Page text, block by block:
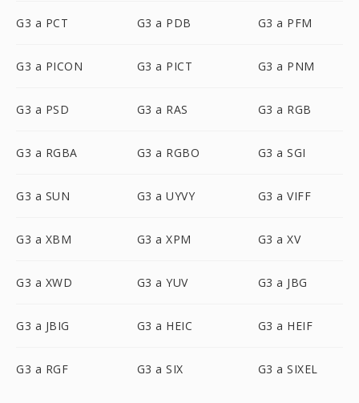
G3 a PCT G3 a PDB G3 a PFM
G3 a PICON G3 a PICT G3 a PNM
G3 a PSD G3 a RAS G3 a RGB
G3 a RGBA G3 a RGBO G3 a SGI
G3 a SUN G3 a UYVY G3 a VIFF
G3 a XBM G3 a XPM G3 a XV
G3 a XWD G3 a YUV G3 a JBG
G3 a JBIG G3 a HEIC G3 a HEIF
G3 a RGF G3 a SIX G3 a SIXEL